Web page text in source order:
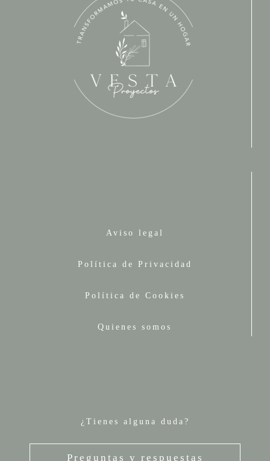
Aviso legal
Política de Privacidad
Política de Cookies
Quienes somos
¿Tienes alguna duda?
Preguntas y respuestas